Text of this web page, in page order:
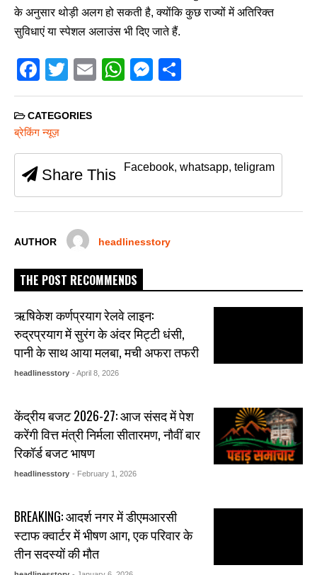
के अनुसार थोड़ी अलग हो सकती है, क्योंकि कुछ राज्यों में अतिरिक्त
सुविधाएं या स्पेशल अलाउंस भी दिए जाते हैं.
F
a
c
e
b
o
o
T
wi
tt
E
m
W
h
A
p
M
e
n
er
h
CATEGORIES
ब्रेकिंग न्यूज़
Share This Facebook, whatsapp, teligram
AUTHOR headlinesstory
THE POST RECOMMENDS
ऋषिकेश कर्णप्रयाग रेलवे लाइन:
रुद्रप्रयाग में सुरंग के अंदर मिट्टी धंसी,
पानी के साथ आया मलबा, मची अफरा तफरी
headlinesstory - April 8, 2026
केंद्रीय बजट 2026-27: आज संसद में पेश
करेंगी वित्त मंत्री निर्मला सीतारमण, नौवीं बार
रिकॉर्ड बजट भाषण
headlinesstory - February 1, 2026
BREAKING: आदर्श नगर में डीएमआरसी
स्टाफ क्वार्टर में भीषण आग, एक परिवार के
तीन सदस्यों की मौत